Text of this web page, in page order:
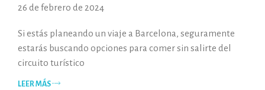
26 de febrero de 2024
Si estás planeando un viaje a Barcelona, seguramente
estarás buscando opciones para comer sin salirte del
circuito turístico
LEER MÁS